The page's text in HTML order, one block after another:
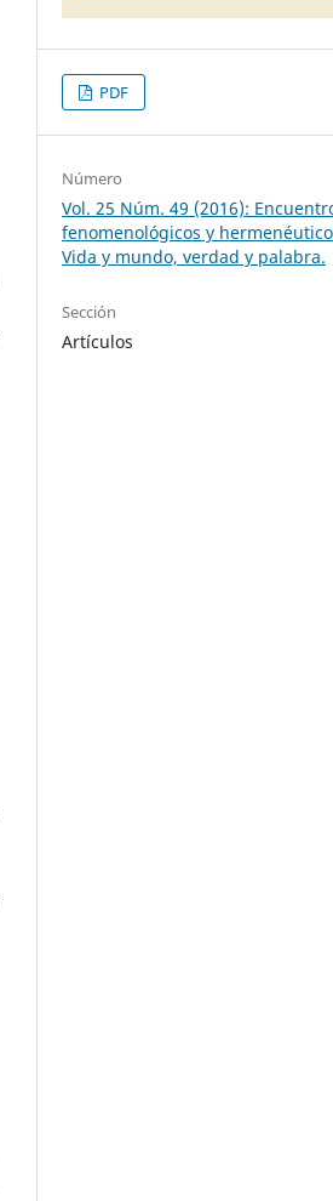
PDF
Número
Vol. 25 Núm. 49 (2016):
fenomenológicos y
Vida y mundo, verdad y palabra.
Sección
Artículos